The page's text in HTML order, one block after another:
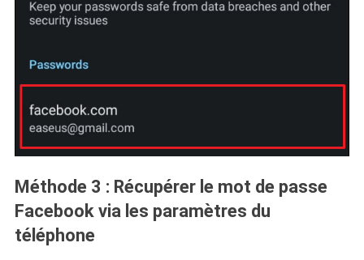
Méthode 3 : Récupérer le mot de passe
Facebook via les paramètres du
téléphone